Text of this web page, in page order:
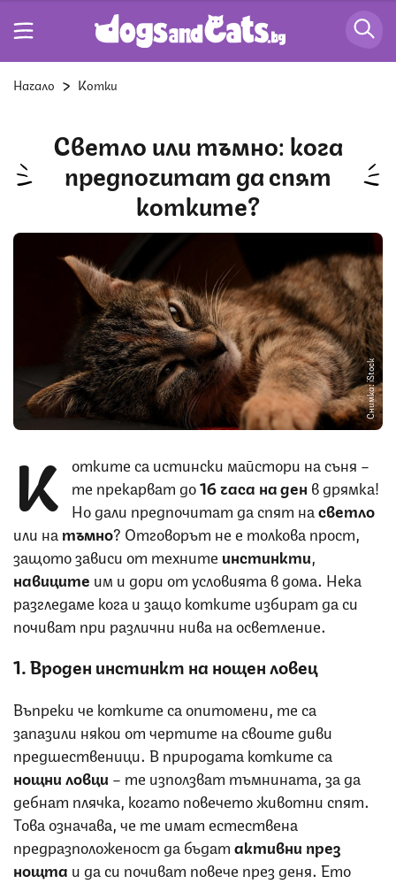
Начало Котки
Светло или тъмно: кога
предпочитат да спят
котките?
Снимка: iStock
К отките са истински майстори на съня –
те прекарват до16 часа на ден в дрямка!
Но дали предпочитат да спят насветло
или на тъмно? Отговорът не е толкова прост,
защото зависи от техните инстинкти
навиците им и дори от условията в дома. Нека
разгледаме кога и защо котките избират да си
почиват при различни нива на осветление.
1. Вроден инстинкт на нощен ловец
Въпреки че котките са опитомени, те са
запазили някои от чертите на своите диви
предшественици. В природата котките са
нощни ловци – те използват тъмнината, за да
дебнат плячка, когато повечето животни спят.
Това означава, че те имат естествена
предразположеност да бъдатактивни през
нощта и да си почиват повече през деня. Ето